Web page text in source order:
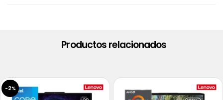
Productos relacionados
-2%